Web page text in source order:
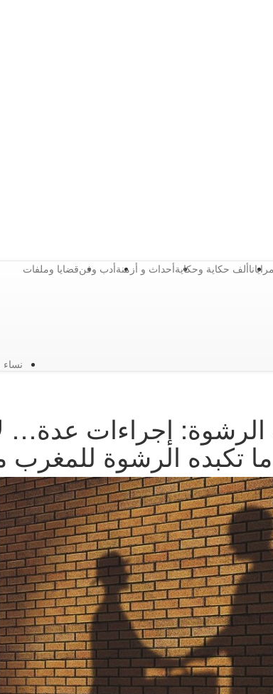
قضايا وملفاتأدب وفنأحداث و أزمنةألف حكاية وحكاية
إجراءات عدة…
تكبده الرشوة للمغرب